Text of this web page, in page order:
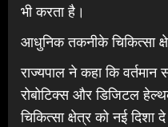
भी करता है।
आधुनिक तकनीके चिकित्सा
राज्यपाल ने कहा कि वर्तमान
रोबोटिक्स और डिजिटल
चिकित्सा क्षेत्र को नई दिशा